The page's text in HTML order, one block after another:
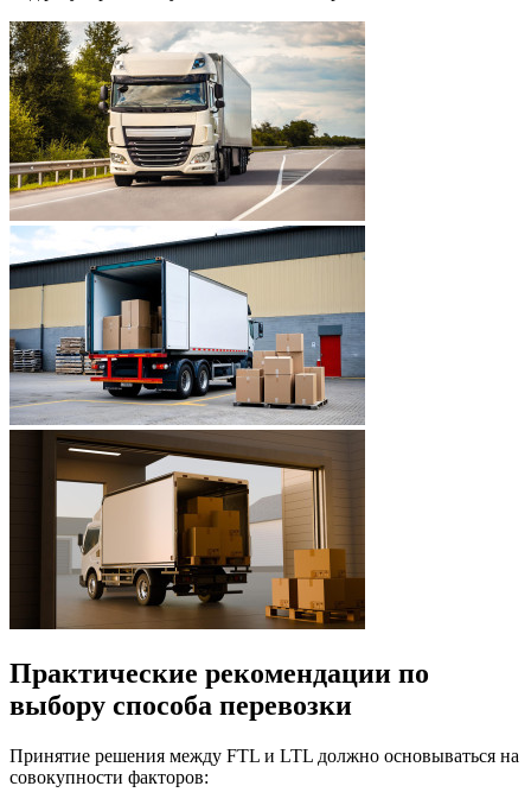
Практические рекомендации по
выбору способа перевозки
Принятие решения между FTL и LTL должно основываться на
совокупности факторов: